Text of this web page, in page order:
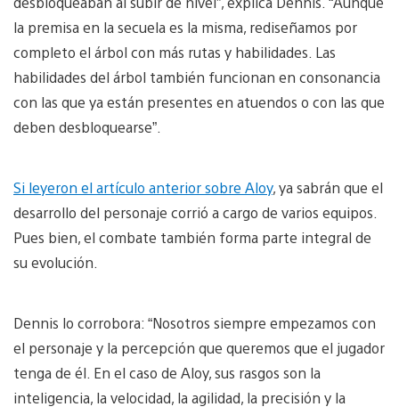
la premisa en la secuela es la misma, rediseñamos por
completo el árbol con más rutas y habilidades. Las
habilidades del árbol también funcionan en consonancia
con las que ya están presentes en atuendos o con las que
deben desbloquearse”.
Si leyeron el artículo anterior sobre Aloy, ya sabrán que el
desarrollo del personaje corrió a cargo de varios equipos.
Pues bien, el combate también forma parte integral de
su evolución.
Dennis lo corrobora: “Nosotros siempre empezamos con
el personaje y la percepción que queremos que el jugador
tenga de él. En el caso de Aloy, sus rasgos son la
inteligencia, la velocidad, la agilidad, la precisión y la